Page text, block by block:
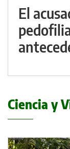
El
Ciencia y